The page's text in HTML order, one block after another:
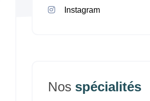
Instagram
Nos spécialités